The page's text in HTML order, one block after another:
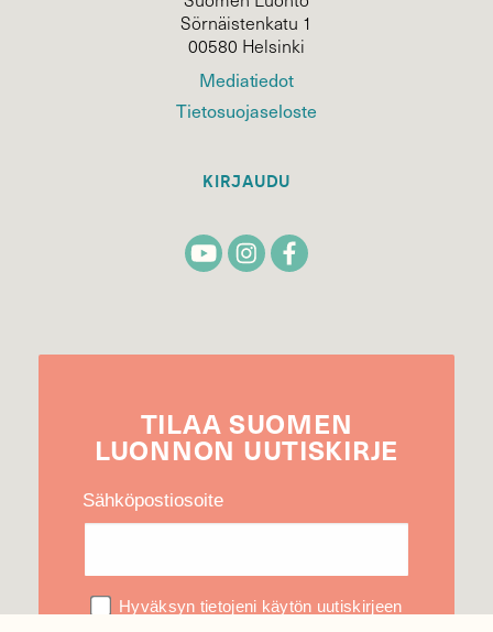
Sörnäistenkatu 1
00580 Helsinki
Mediatiedot
Tietosuojaseloste
KIRJAUDU
TILAA SUOMEN
LUONNON UUTIS­KIRJE
Sähköpostiosoite
Hyväksyn tietojeni käytön uutiskirjeen